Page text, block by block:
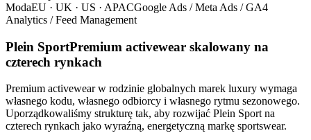
ModaEU · UK · US · APACGoogle Ads / Meta Ads / GA4
Analytics / Feed Management
Plein SportPremium activewear skalowany na
czterech rynkach
Premium activewear w rodzinie globalnych marek luxury wymaga
własnego kodu, własnego odbiorcy i własnego rytmu sezonowego.
Uporządkowaliśmy strukturę tak, aby rozwijać Plein Sport na
czterech rynkach jako wyraźną, energetyczną markę sportswear.